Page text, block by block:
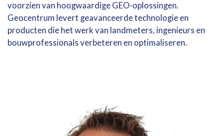
voorzien van hoogwaardige GEO-oplossingen.
Geocentrum levert geavanceerde technologie en
producten die het werk van landmeters, ingenieurs en
bouwprofessionals verbeteren en optimaliseren.